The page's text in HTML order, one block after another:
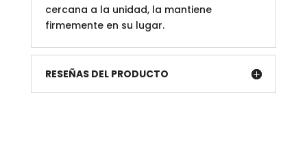
cercana a la unidad, la mantiene
firmemente en su lugar.
RESEÑAS DEL PRODUCTO